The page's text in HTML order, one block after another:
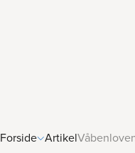
Forside Artikel